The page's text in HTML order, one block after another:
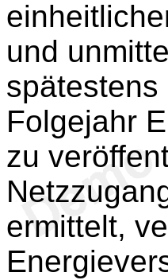
und
Folgejahr
zu
ermittelt,